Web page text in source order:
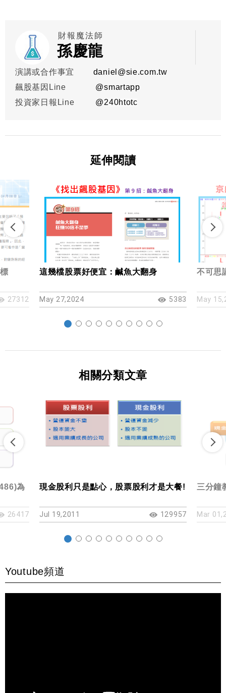
財報魔法師
孫慶龍
演講或合作事宜
daniel@sie.com.tw
飆股基因Line
@smartapp
投資家日報Line
@240htotc
延伸閱讀
27312
這幾檔股票好便宜：鹹魚大翻身
May 27,2024 5383
不可思
May
相關分類文章
為
26417
現金股利只是點心，股票股利才是大餐!
Jul 19,2011 129957
三分鐘
Mar
Youtube頻道